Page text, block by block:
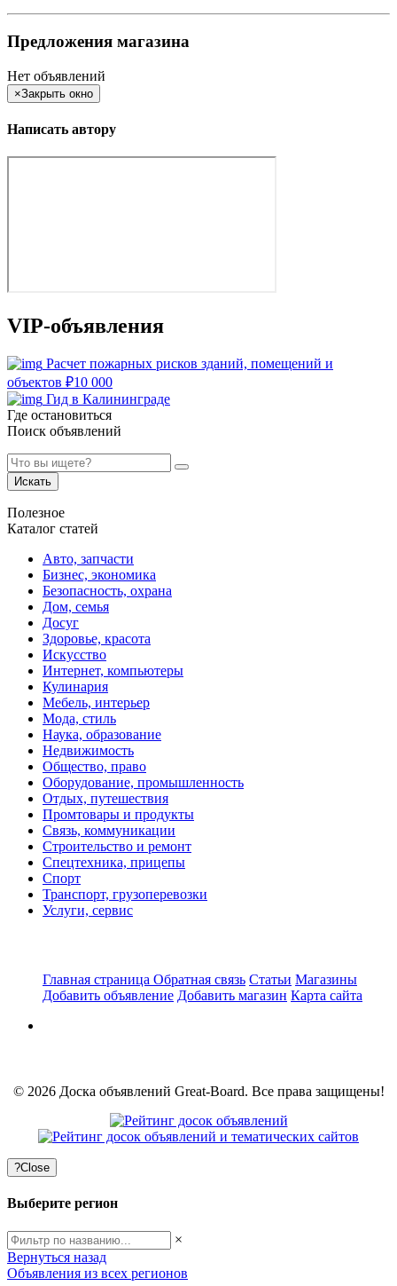
Предложения магазина
Нет объявлений
×Закрыть окно
Написать автору
VIP-объявления
Расчет пожарных рисков зданий, помещений и
объектов ₽10 000
Гид в Калининграде
Где остановиться
Поиск объявлений
Искать
Полезное
Каталог статей
Авто, запчасти
Бизнес, экономика
Безопасность, охрана
Дом, семья
Досуг
Здоровье, красота
Искусство
Интернет, компьютеры
Кулинария
Мебель, интерьер
Мода, стиль
Наука, образование
Недвижимость
Общество, право
Оборудование, промышленность
Отдых, путешествия
Промтовары и продукты
Связь, коммуникации
Строительство и ремонт
Спецтехника, прицепы
Спорт
Транспорт, грузоперевозки
Услуги, сервис
Главная страница Обратная связь Статьи Магазины
Добавить объявление Добавить магазин Карта сайта
© 2026 Доска объявлений Great-Board. Все права защищены!
?Close
Выберите регион
×
Вернуться назад
Объявления из всех регионов